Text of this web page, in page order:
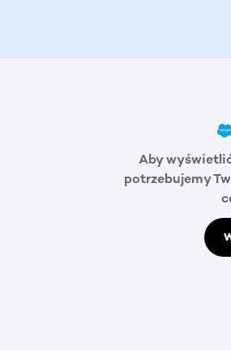
Aby
potrzebujemy